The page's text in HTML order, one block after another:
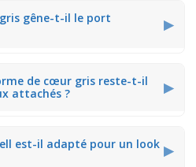
non abrasif. Son acier
facile sans perte de brillance.
gêne-t-il le port
▶
des écouteurs, réduisant les
pendant l’usage
de cœur gris reste-t-il
attachés ?
▶
la petite tête de chat et le
un style subtil mais distinct.
est-il adapté pour un look ▶